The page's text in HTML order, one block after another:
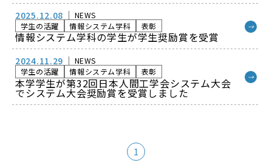
2025.12.08
NEWS
学生の活躍
情報システム学科 表彰
情報システム学科の学生が学生奨励賞を受賞
→
2024.11.29
NEWS
学生の活躍
情報システム学科 表彰
本学学生が第32回日本人間工学会システム大会
でシステム大会奨励賞を受賞しました
→
1